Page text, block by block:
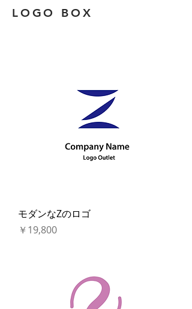
LOGO BOX
モダンなZのロゴ
価格
￥19,800